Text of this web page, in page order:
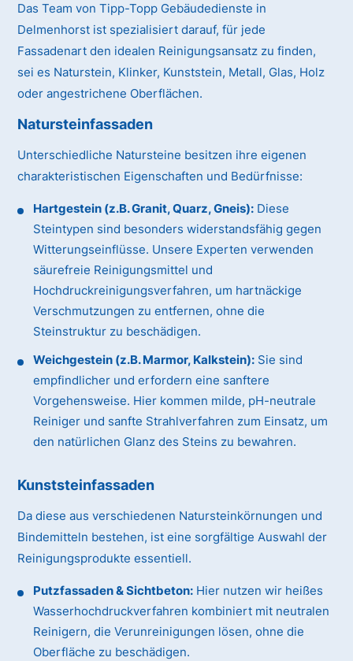
Das Team von Tipp-Topp Gebäudedienste in
Delmenhorst ist spezialisiert darauf, für jede
Fassadenart den idealen Reinigungsansatz zu finden,
sei es Naturstein, Klinker, Kunststein, Metall, Glas, Holz
oder angestrichene Oberflächen.
Natursteinfassaden
Unterschiedliche Natursteine besitzen ihre eigenen
charakteristischen Eigenschaften und Bedürfnisse:
Hartgestein (z.B. Granit, Quarz, Gneis): Diese
Steintypen sind besonders widerstandsfähig gegen
Witterungseinflüsse. Unsere Experten verwenden
säurefreie Reinigungsmittel und
Hochdruckreinigungsverfahren, um hartnäckige
Verschmutzungen zu entfernen, ohne die
Steinstruktur zu beschädigen.
Weichgestein (z.B. Marmor, Kalkstein): Sie sind
empfindlicher und erfordern eine sanftere
Vorgehensweise. Hier kommen milde, pH-neutrale
Reiniger und sanfte Strahlverfahren zum Einsatz, um
den natürlichen Glanz des Steins zu bewahren.
Kunststeinfassaden
Da diese aus verschiedenen Natursteinkörnungen und
Bindemitteln bestehen, ist eine sorgfältige Auswahl der
Reinigungsprodukte essentiell.
Putzfassaden & Sichtbeton: Hier nutzen wir heißes
Wasserhochdruckverfahren kombiniert mit neutralen
Reinigern, die Verunreinigungen lösen, ohne die
Oberfläche zu beschädigen.